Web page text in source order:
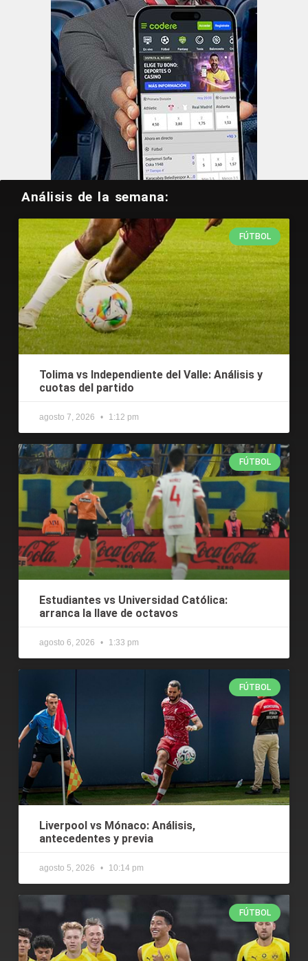
Análisis de la semana:
FÚTBOL
Tolima vs Independiente del Valle: Análisis y
cuotas del partido
agosto 7, 2026 1:12 pm
FÚTBOL
Estudiantes vs Universidad Católica:
arranca la llave de octavos
agosto 6, 2026 1:33 pm
FÚTBOL
Liverpool vs Mónaco: Análisis,
antecedentes y previa
agosto 5, 2026 10:14 pm
FÚTBOL